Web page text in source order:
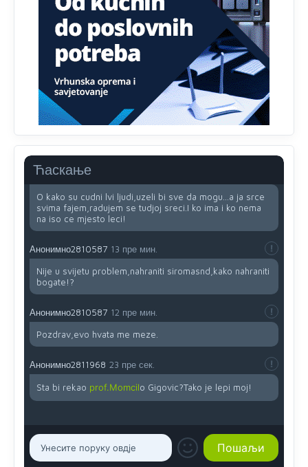
Ћаскање
Анонимно2810587 27 пре мин.
Evo dasak vijetra s Romanije,neko iz publike povika,ma
pusti ih ciganija...pocetkom ovog vjeka,neko rece za
Radovana i Ratka kaki su oni srbi...i poce dalje da
besjedi znam ja dobro sta je bilo u Ag-ci...
Анонимно2810587
24 пре мин.
Proguglajte
Анонимно2810587
O kako su cudni lvi ljudi,uzeli bi sve da mogu...a ja srce
svima fajem,radujem se tudjoj sreci.I ko ima i ko nema
na iso ce mjesto leci!
Анонимно2810587 13 пре мин.
Nije u svijetu problem,nahraniti siromasnd,kako nahraniti
bogate!?
Анонимно2810587 12 пре мин.
Pozdrav,evo hvata me meze.
Анонимно2811968 23 пре сек.
Sta bi rekao prof.Momcilo Gigovic?Tako je lepi moj!